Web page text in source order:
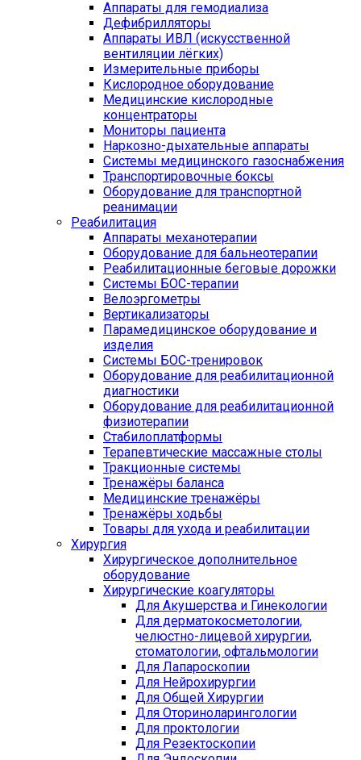
Аппараты для гемодиализа
Дефибрилляторы
Аппараты ИВЛ (искусственной
вентиляции лёгких)
Измерительные приборы
Кислородное оборудование
Медицинские кислородные
концентраторы
Мониторы пациента
Наркозно-дыхательные аппараты
Системы медицинского газоснабжения
Транспортировочные боксы
Оборудование для транспортной
реанимации
Реабилитация
Аппараты механотерапии
Оборудование для бальнеотерапии
Реабилитационные беговые дорожки
Системы БОС-терапии
Велоэргометры
Вертикализаторы
Парамедицинское оборудование и
изделия
Системы БОС-тренировок
Оборудование для реабилитационной
диагностики
Оборудование для реабилитационной
физиотерапии
Стабилоплатформы
Терапевтические массажные столы
Тракционные системы
Тренажёры баланса
Медицинские тренажёры
Тренажёры ходьбы
Товары для ухода и реабилитации
Хирургия
Хирургическое дополнительное
оборудование
Хирургические коагуляторы
Для Акушерства и Гинекологии
Для дерматокосметологии,
челюстно-лицевой хирургии,
стоматологии, офтальмологии
Для Лапароскопии
Для Нейрохирургии
Для Общей Хирургии
Для Оториноларингологии
Для проктологии
Для Резектоскопии